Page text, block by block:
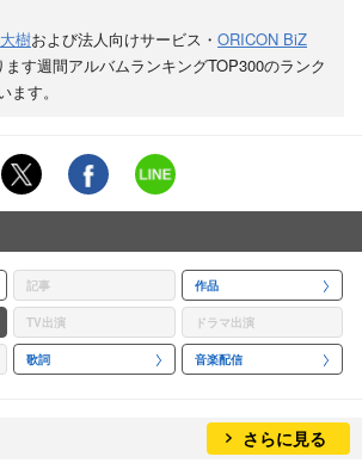
樹および法人向けサービス・ ORICON BiZ
す週間アルバムランキングTOP300のランク
す。
記事 作品
TV出演 ドラマ出演
歌詞 音楽配信
さらに見る